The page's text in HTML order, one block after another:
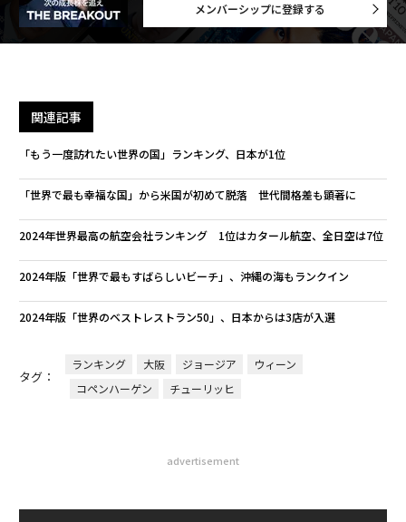
メンバーシップに登録する
関連記事
「もう一度訪れたい世界の国」ランキング、日本が1位
「世界で最も幸福な国」から米国が初めて脱落 世代間格差も顕著に
2024年世界最高の航空会社ランキング 1位はカタール航空、全日空は7位
2024年版「世界で最もすばらしいビーチ」、沖縄の海もランクイン
2024年版「世界のベストレストラン50」、日本からは3店が入選
タグ：
ランキング 大阪 ジョージア
ウィーン
コペンハーゲン
チューリッヒ
advertisement